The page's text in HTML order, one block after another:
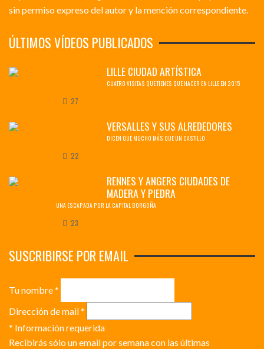
sin permiso expreso del autor y la mención correspondiente.
ÚLTIMOS VÍDEOS PUBLICADOS
LILLE CIUDAD ARTÍSTICA
CUATRO VISITAS QUE TIENES QUE HACER EN LILLE EN 2015
27
VERSALLES Y SUS ALREDEDORES
DICEN QUE MUCHO MÁS QUE UN CASTILLO
22
RENNES Y ANGERS CIUDADES DE
MADERA Y PIEDRA
UNA ESCAPADA POR LA CAPITAL BORGOÑA
23
SUSCRIBIRSE POR EMAIL
Tu nombre*
Dirección de mail*
* Información requerida
Recibirás sólo un email por semana con las últimas